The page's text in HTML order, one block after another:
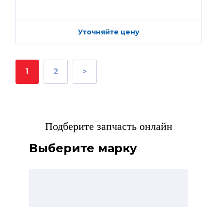
Уточняйте цену
1 2 >
Подберите запчасть онлайн
Выберите марку